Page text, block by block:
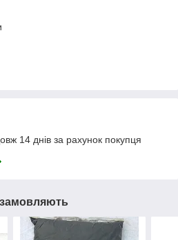
14 днів за рахунок покупця